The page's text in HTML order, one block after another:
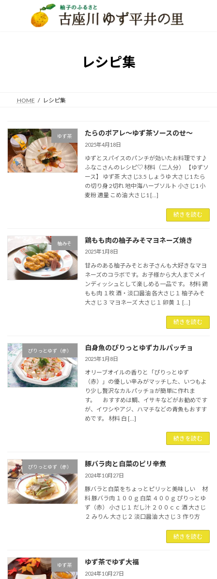
レシピ集
HOME レシピ集
ゆず茶 たらのポアレ～ゆず茶ソースのせ～
2025年4月18日
ゆずとスパイスのパンチが効いたお料理です♪
ふなこさんのレシピ♡ 材料（二人分） 【ゆずソ
ース】 ゆず茶 大さじ3.5 しょうゆ 大さじ1 たら
の切り身 2切れ 地中海ハーブソルト 小さじ1 小
麦粉 適量 こめ油 大さじ1 […]
続きを読む
柚みそ 鶏もも肉の柚子みそマヨネーズ焼き
2025年1月8日
甘みのある柚子みそとお子さんも大好きなマヨ
ネーズのコラボです。お子様から大人までメイ
ンディッシュとして楽しめる一品です。 材料 鶏
もも肉 １枚 酒・淡口醤油 各大さじ１ 柚子みそ
大さじ３ マヨネーズ 大さじ１ 卵黄 １ […]
続きを読む
ぴりっとゆず（赤） 白身魚のぴりっとゆずカルパッチョ
2025年1月8日
オリーブオイルの香りと「ぴりっとゆず
（赤）」の優しい辛みがマッチした、いつもよ
り少し贅沢なカルパッチョが簡単に作れま
す。 おすすめは鯛、イサキなどがお勧めです
が、イワシやアジ、ハマチなどの青魚もおすす
めです。 材料 白 […]
続きを読む
ぴりっとゆず（赤） 豚バラ肉と白菜のピリ辛煮
2024年10月27日
豚バラと白菜をちょっとピリッと美味しい 材
料 豚バラ肉 １００ｇ 白菜 ４００ｇ ぴりっとゆ
ず（赤） 小さじ１ だし汁 ２００ｃｃ 酒 大さじ
２ みりん 大さじ２ 淡口醤油 大さじ３ 作り方
続きを読む
ゆず茶 ゆず茶でゆず大福
2024年10月27日